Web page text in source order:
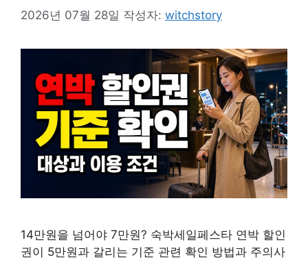
2026년 07월 28일 작성자: witchstory
14만원을 넘어야 7만원? 숙박세일페스타 연박 할인
권이 5만원과 갈리는 기준 관련 확인 방법과 주의사